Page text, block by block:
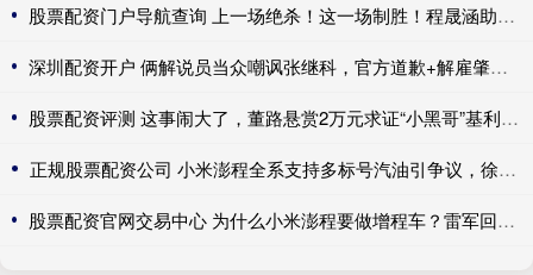
股票配资门户导航查询 上一场绝杀！这一场制胜！程晟涵助中国U17提前出线
深圳配资开户 俩解说员当众嘲讽张继科，官方道歉+解雇肇事者，有些话不能乱说
股票配资评测 这事闹大了，董路悬赏2万元求证“小黑哥”基利安年龄真伪
正规股票配资公司 小米澎程全系支持多标号汽油引争议，徐洁云：XX
股票配资官网交易中心 为什么小米澎程要做增程车？雷军回应：跟大家理解的不一样